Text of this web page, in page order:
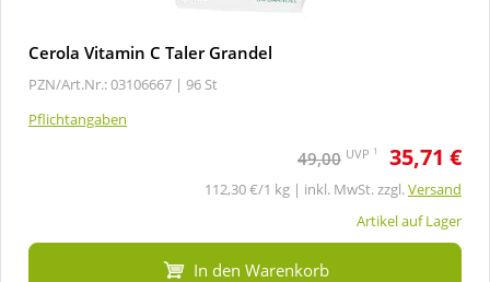
Cerola Vitamin C Taler Grandel
PZN/Art.Nr.: 03106667 | 96 St
Pflichtangaben
49,00 UVP 1 35,71 €
112,30 €/1 kg | inkl. MwSt. zzgl.Versand
Artikel auf Lager
In den Warenkorb